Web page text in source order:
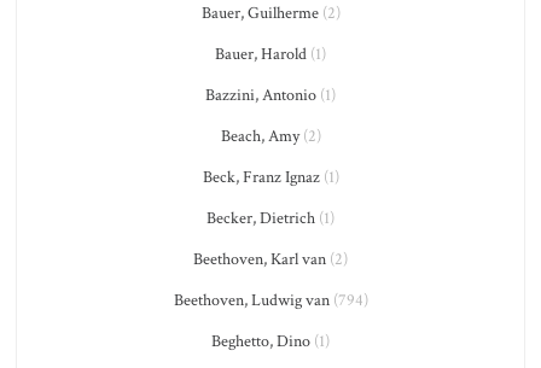
Bauer, Guilherme(2)
Bauer, Harold (1)
Bazzini, Antonio (1)
Beach, Amy(2)
Beck, Franz Ignaz(1)
Becker, Dietrich (1)
Beethoven, Karl van (2)
Beethoven, Ludwig van(794)
Beghetto, Dino (1)